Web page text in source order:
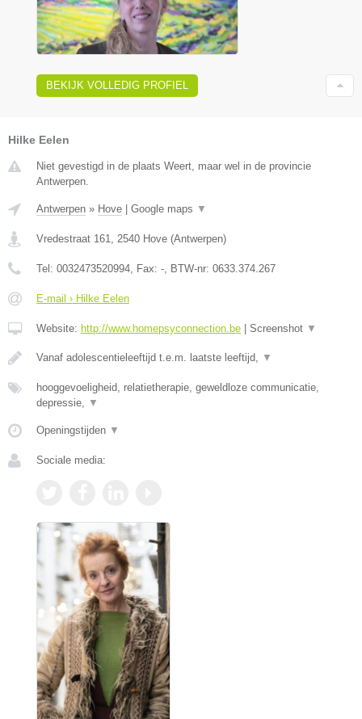
BEKIJK VOLLEDIG PROFIEL
Hilke Eelen
Niet gevestigd in de plaats Weert, maar wel in de provincie
Antwerpen.
Antwerpen » Hove | Google maps ▼
Vredestraat 161 2540 Hove (Antwerpen)
Tel: 0032473520994 , Fax: - , BTW-nr: 0633.374.267
E-mail › Hilke Eelen
Website: http://www.homepsyconnection.be | Screenshot ▼
Vanaf adolescentieleeftijd t.e.m. laatste leeftijd, ▼
hooggevoeligheid, relatietherapie, geweldloze communicatie,
depressie,
▼
Openingstijden ▼
Sociale media: